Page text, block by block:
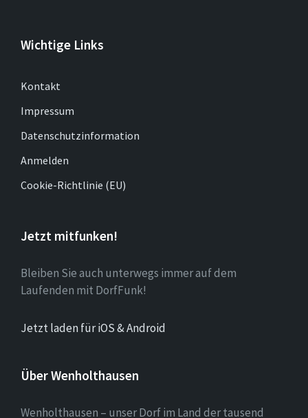
Wichtige Links
Kontakt
Impressum
Datenschutzinformation
Anmelden
Cookie-Richtlinie (EU)
Jetzt mitfunken!
Bleiben Sie auch unterwegs immer auf dem
Laufenden mit DorfFunk!
Jetzt laden für iOS & Android
Über Wenholthausen
Wenholthausen – unser Dorf im Land der tausend